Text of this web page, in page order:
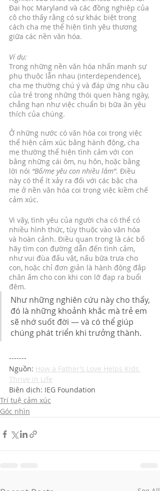
Đại học Maryland và các đồng nghiệp của
cô cho thấy rằng có sự khác biệt trong
cách cha mẹ thể hiện tình yêu thương
giữa các nền văn hóa.
Ví dụ:
Trong những nền văn hóa nhấn mạnh sự
phụ thuộc lẫn nhau (interdependence),
cha mẹ thường chú ý và đáp ứng nhu cầu
của trẻ trong những thói quen hàng ngày,
chẳng hạn như việc chuẩn bị bữa ăn yêu
thích của chúng.
Ở những nước có văn hóa coi trọng việc
thể hiện cảm xúc bằng hành động, cha
mẹ thường thể hiện tình cảm với con
bằng những cái ôm, nụ hôn, hoặc bằng
lời nói “Bố/mẹ yêu con nhiều lắm”. Điều
này có thể ít xảy ra đối với các bậc cha
mẹ ở nền văn hóa coi trọng việc kiềm chế
cảm xúc.
Vì vậy, tình yêu của người cha có thể có
nhiều hình thức, tùy thuộc vào văn hóa
và hoàn cảnh. Điều quan trọng là các bố
hãy tìm con đường dẫn đến tình cảm,
như vui đùa đấu vật, nấu bữa trưa cho
con, hoặc chỉ đơn giản là hành động đắp
chăn ấm cho con khi con lỡ đạp ra buổi
đêm.
Như những nghiên cứu này cho thấy,
đó là những khoảnh khắc mà trẻ em
sẽ nhớ suốt đời — và có thể giúp
chúng phát triển khi trưởng thành.
-------
Nguồn: How a Father’s Love Helps Kids
Thrive in Life
Biên dịch: IEG Foundation
Trí tuệ cảm xúc
Góc nhìn